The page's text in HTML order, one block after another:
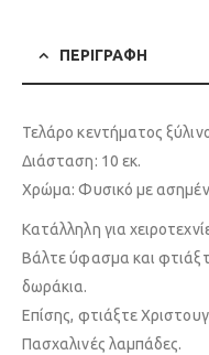
ΠΕΡΙΓΡΑΦΉ
Τελάρο κεντήματος
Διάσταση: 10 εκ.
Χρώμα: Φυσικό με
Κατάλληλη για
Βάλτε ύφασμα και
δωράκια.
Επίσης, φτιάξτε
Πασχαλινές λαμπάδες.